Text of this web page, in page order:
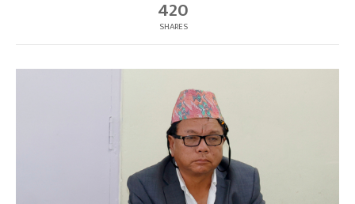
420
SHARES